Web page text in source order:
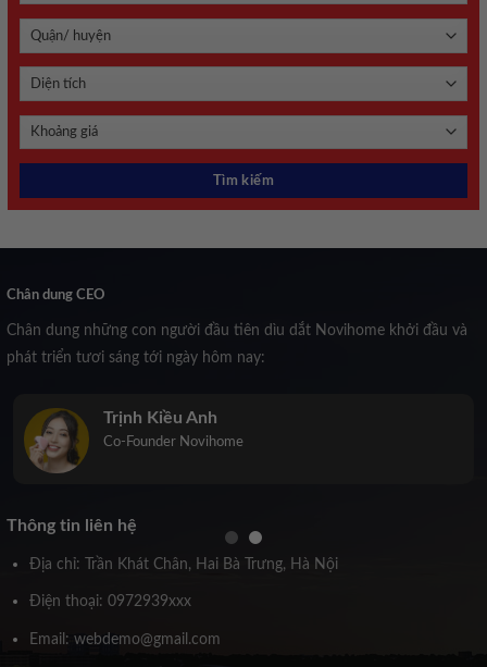
Chân dung CEO
Chân dung những con người đầu tiên dìu dắt Novihome khởi đầu và
phát triển tươi sáng tới ngày hôm nay:
Trịnh Kiều Anh
Co-Founder Novihome
Thông tin liên hệ
Địa chỉ: Trần Khát Chân, Hai Bà Trưng, Hà Nội
Điện thoại: 0972939xxx
Email: webdemo@gmail.com